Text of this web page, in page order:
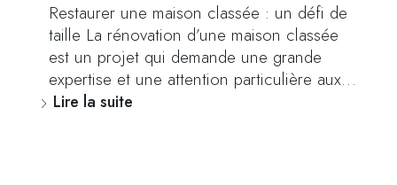
Restaurer une maison classée : un défi de
taille La rénovation d’une maison classée
est un projet qui demande une grande
expertise et une attention particulière aux…
Lire la suite